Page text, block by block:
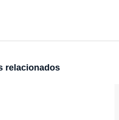
relacionados